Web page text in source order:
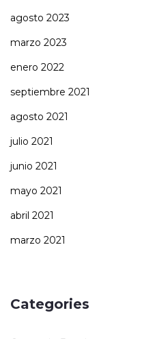
agosto 2023
marzo 2023
enero 2022
septiembre 2021
agosto 2021
julio 2021
junio 2021
mayo 2021
abril 2021
marzo 2021
Categories